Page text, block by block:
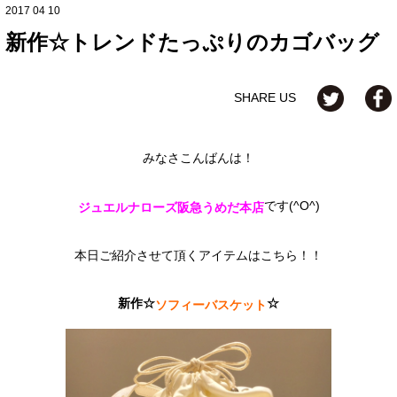
2017 04 10
新作☆トレンドたっぷりのカゴバッグ
SHARE US
みなさこんばんは！
ジュエルナローズ阪急うめだ本店です(^O^)
本日ご紹介させて頂くアイテムはこちら！！
新作☆ソフィーバスケット☆